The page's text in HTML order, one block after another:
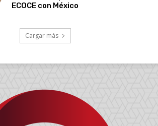
ECOCE con México
Cargar más